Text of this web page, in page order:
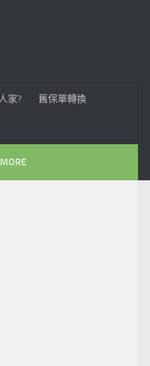
家? 舊保單轉換
MORE